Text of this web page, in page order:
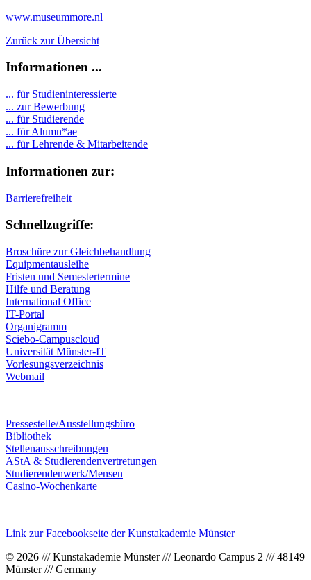
www.museummore.nl
Zurück zur Übersicht
Informationen ...
... für Studieninteressierte
... zur Bewerbung
... für Studierende
... für Alumn*ae
... für Lehrende & Mitarbeitende
Informationen zur:
Barrierefreiheit
Schnellzugriffe:
Broschüre zur Gleichbehandlung
Equipmentausleihe
Fristen und Semestertermine
Hilfe und Beratung
International Office
IT-Portal
Organigramm
Sciebo-Campuscloud
Universität Münster-IT
Vorlesungsverzeichnis
Webmail
Pressestelle/Ausstellungsbüro
Bibliothek
Stellenausschreibungen
AStA & Studierendenvertretungen
Studierendenwerk/Mensen
Casino-Wochenkarte
Link zur Facebookseite der Kunstakademie Münster
© 2026 /// Kunstakademie Münster /// Leonardo Campus 2 /// 48149
Münster /// Germany